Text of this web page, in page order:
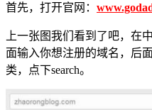
首先，打开官网：
上一张图我们看到了吧，在
面输入你想注册的域名，后
类，点下search。